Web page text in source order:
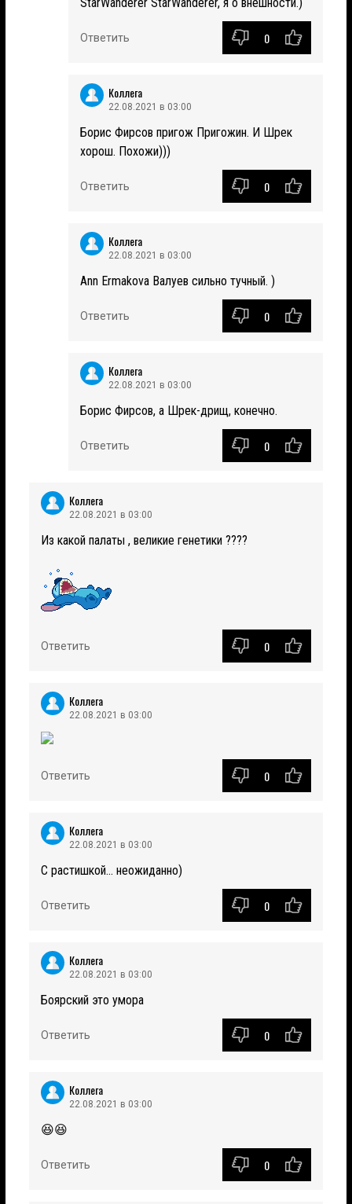
StarWanderer StarWanderer, я о внешности.)
Ответить 0
Коллега
22.08.2021 в 03:00
Борис Фирсов пригож Пригожин. И Шрек
хорош. Похожи)))
Ответить 0
Коллега
22.08.2021 в 03:00
Ann Ermakova Валуев сильно тучный. )
Ответить 0
Коллега
22.08.2021 в 03:00
Борис Фирсов, а Шрек-дрищ, конечно.
Ответить 0
Коллега
22.08.2021 в 03:00
Из какой палаты , великие генетики ????
Ответить 0
Коллега
22.08.2021 в 03:00
Ответить 0
Коллега
22.08.2021 в 03:00
С растишкой... неожиданно)
Ответить 0
Коллега
22.08.2021 в 03:00
Боярский это умора
Ответить 0
Коллега
22.08.2021 в 03:00
😆😆
Ответить 0